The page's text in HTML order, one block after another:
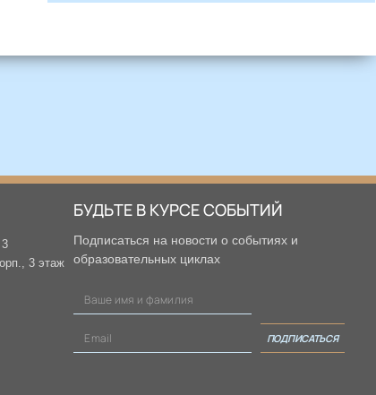
3 этаж
БУДЬТЕ В КУРСЕ СОБЫТИЙ
Подписаться на новости о событиях и
образовательных циклах
ПОДПИСАТЬСЯ